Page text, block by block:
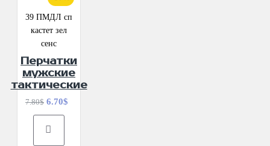
39 ПМДЛ сп
кастет зел
сенс
Перчатки
мужские
тактические
7.80$ 6.70$